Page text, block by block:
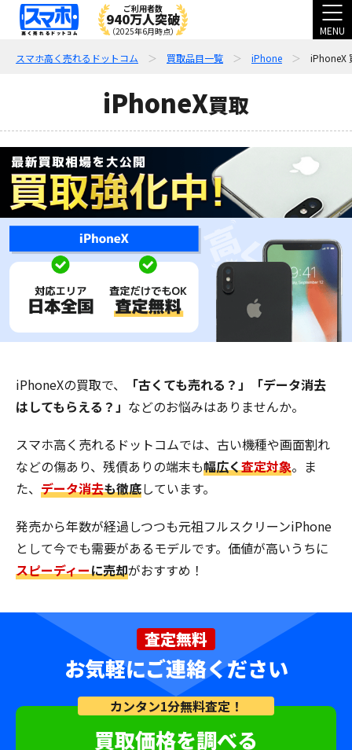
ご利用者数
940万人突破
（2025年6月時点） MENU
スマホ高く売れるドットコム 買取品目一覧 iPhone iPhoneX
iPhoneX買取
iPhoneXの買取で、
「古くても売れる？」「データ消去
はしてもらえる？」 などのお悩みはありませんか。
スマホ高く売れるドットコムでは、古い機種や画面割れ
などの傷あり、残債ありの端末も幅広く査定対象。ま
た、 データ消去も徹底しています。
発売から年数が経過しつつも元祖フルスクリーンiPhone
として今でも需要があるモデルです。価値が高いうちに
スピーディーに売却がおすすめ！
査定無料
お気軽にご連絡ください
カンタン1分無料査定！
買取価格を調べる